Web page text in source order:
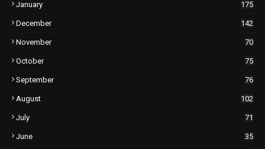
January 175
December 142
November 70
October 75
September 76
August 102
July 71
June 35